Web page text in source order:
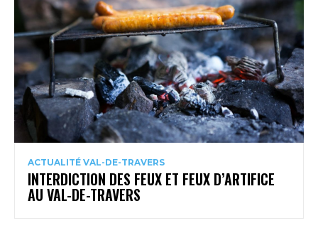
ACTUALITÉ VAL-DE-TRAVERS
INTERDICTION DES FEUX ET FEUX D’ARTIFICE
AU VAL-DE-TRAVERS